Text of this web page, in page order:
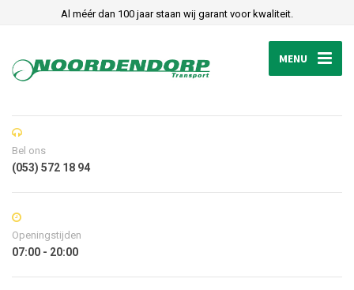
Al méér dan 100 jaar staan wij garant voor kwaliteit.
MENU
Bel ons
(053) 572 18 94
Openingstijden
07:00 - 20:00